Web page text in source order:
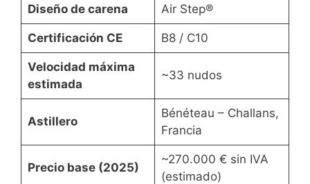
Diseño de carena Air Step®
Certificación CE B8 / C10
Velocidad máxima
estimada
~33 nudos
Astillero
Bénéteau – Challans,
Francia
Precio base (2025)
~270.000 € sin IVA
(estimado)